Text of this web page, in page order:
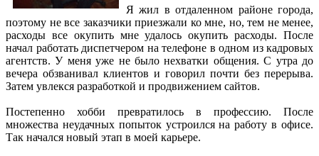
Я жил в отдаленном районе города,
поэтому не все заказчики приезжали ко мне, но, тем не менее,
расходы все окупить мне удалось окупить расходы. После
начал работать диспетчером на телефоне в одном из кадровых
агентств. У меня уже не было нехватки общения. С утра до
вечера обзванивал клиентов и говорил почти без перерыва.
Затем увлекся разработкой и продвижением сайтов.
Постепенно хобби превратилось в профессию. После
множества неудачных попыток устроился на работу в офисе.
Так начался новый этап в моей карьере.